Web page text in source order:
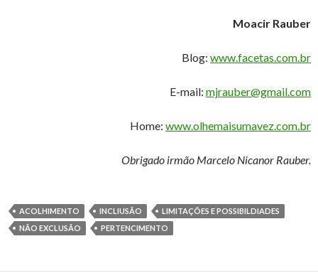
Moacir Rauber
Blog: www.facetas.com.br
E-mail: mjrauber@gmail.com
Home: www.olhemaisumavez.com.br
Obrigado irmão Marcelo Nicanor Rauber.
ACOLHIMENTO INCLIUSÃO
LIMITAÇÕES E POSSIBILDIADES
NÃO EXCLUSÃO
PERTENCIMENTO